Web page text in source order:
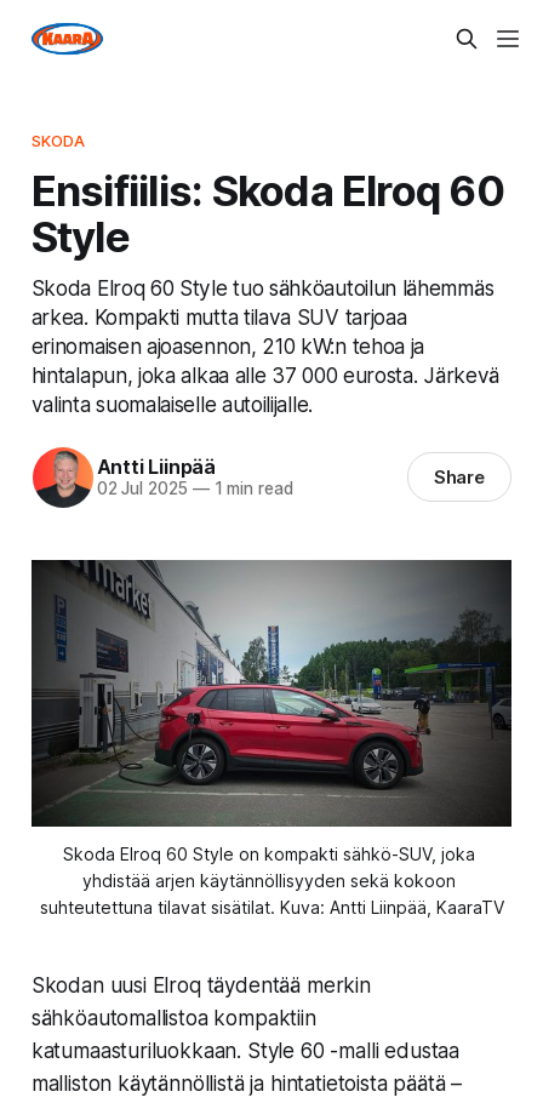
SKODA
Ensifiilis: Skoda Elroq 60
Style
Skoda Elroq 60 Style tuo sähköautoilun lähemmäs
arkea. Kompakti mutta tilava SUV tarjoaa
erinomaisen ajoasennon, 210 kW:n tehoa ja
hintalapun, joka alkaa alle 37 000 eurosta. Järkevä
valinta suomalaiselle autoilijalle.
Antti Liinpää
02 Jul 2025 —1 min read Share
Skoda Elroq 60 Style on kompakti sähkö-SUV, joka
yhdistää arjen käytännöllisyyden sekä kokoon
suhteutettuna tilavat sisätilat. Kuva: Antti Liinpää, KaaraTV
Skodan uusi Elroq täydentää merkin
sähköautomallistoa kompaktiin
katumaasturiluokkaan. Style 60 -malli edustaa
malliston käytännöllistä ja hintatietoista päätä –